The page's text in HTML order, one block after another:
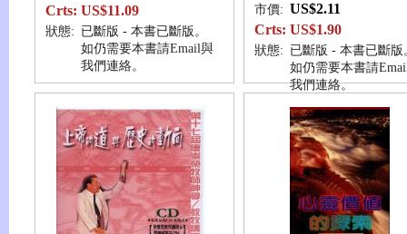
Crts: US$11.09
狀態: 已斷版 - 本書已斷版。
如仍需要本書請Email與
我們連絡。
市價: US$2.11
Crts: US$1.90
狀態: 已斷版 - 本書已斷版
如仍需要本書請
我們連絡。